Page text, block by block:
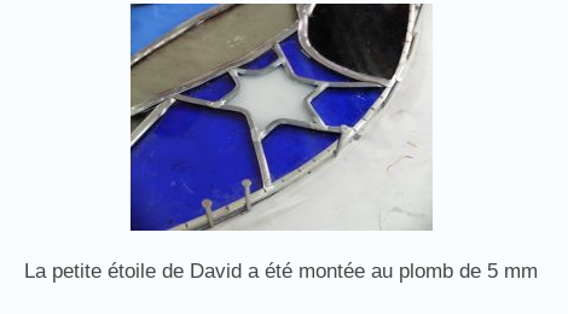
La petite étoile de David a été montée au plomb de 5 mm